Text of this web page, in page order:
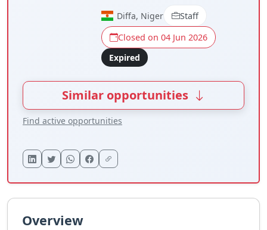
Diffa, Niger
Staff
Closed on 04 Jun 2026
Expired
Similar opportunities
Find active opportunities
Overview